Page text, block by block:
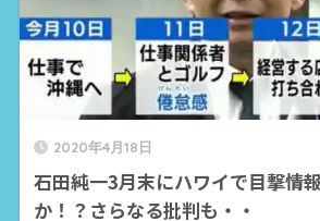
2020年4月18日
石田純一3月末にハワイで目撃情
か！？さらなる批判も・・